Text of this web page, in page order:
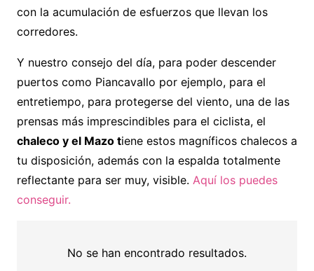
con la acumulación de esfuerzos que llevan los
corredores.
Y nuestro consejo del día, para poder descender
puertos como Piancavallo por ejemplo, para el
entretiempo, para protegerse del viento, una de las
prensas más imprescindibles para el ciclista, el
chaleco y el Mazo tiene estos magníficos chalecos a
tu disposición, además con la espalda totalmente
reflectante para ser muy, visible. Aquí los puedes
conseguir.
No se han encontrado resultados.